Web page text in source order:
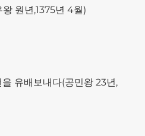
원년,1375년 4월)
유배보내다(공민왕 23년,